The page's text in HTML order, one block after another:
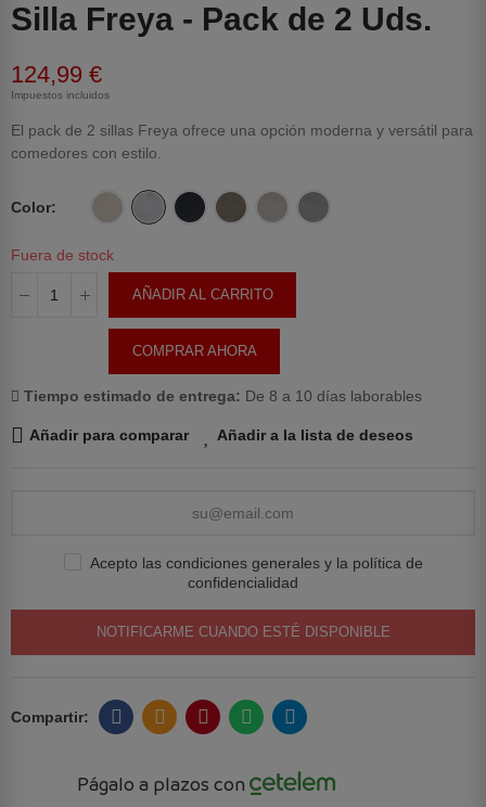
Silla Freya - Pack de 2 Uds.
124,99 €
Impuestos incluidos
El pack de 2 sillas Freya ofrece una opción moderna y versátil para
comedores con estilo.
Color
Fuera de stock
AÑADIR AL CARRITO
COMPRAR AHORA
Tiempo estimado de entrega: De 8 a 10 días laborables
Añadir para comparar Añadir a la lista de deseos
Acepto las condiciones generales y la política de
confidencialidad
NOTIFICARME CUANDO ESTÉ DISPONIBLE
Págalo a plazos con